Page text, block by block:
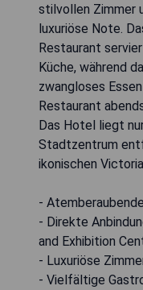
stilvollen Zimmer
luxuriöse Note.
Restaurant
Küche, während
zwangloses
Restaurant
Das Hotel liegt
Stadtzentrum
ikonischen
-
- Direkte
and Exhibition
- Luxuriöse
- Vielfältige